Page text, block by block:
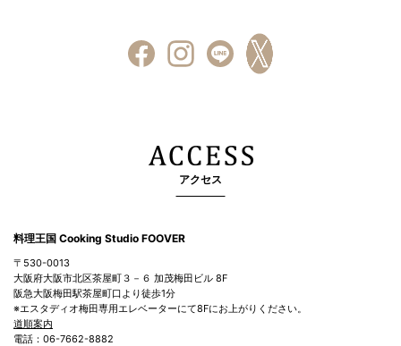
アクセス
料理王国 Cooking Studio FOOVER
〒530-0013
大阪府大阪市北区茶屋町３－６ 加茂梅田ビル 8F
阪急大阪梅田駅茶屋町口より徒歩1分
※エスタディオ梅田専用エレベーターにて8Fにお上がりください。
道順案内
電話：06-7662-8882